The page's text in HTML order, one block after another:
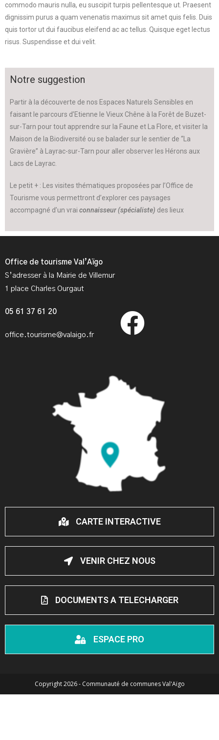
commodo mauris nulla, eu suscipit turpis pellentesque ut. Praesent
dignissim purus a quam venenatis maximus sit amet quis felis. Duis
quis tortor ut dui faucibus eleifend ac ac tellus. Quisque eget lectus
risus. Suspendisse et dui velit.
Notre suggestion
Partir à la découverte de nos Espaces Naturels Sensibles en
faisant le parcours d’Etienne le Vieux Chêne à la Forêt de Buzet-
sur-Tarn pour tout apprendre sur la Faune et La Flore, et visiter la
Maison de la Biodiversité ou se balader sur le sentier de “La
Gravière” à Layrac-sur-Tarn pour aller observer les Hérons aux
Lacs de Layrac.
Le petit + : Les visites thématiques proposées par l’Office de
Tourisme vous permettront d’explorer ces paysages
accompagné d’un vrai connaisseur (spécialiste) des lieux
Office de tourisme Val’Aïgo
S’adresser à la Mairie de Villemur
1 place Charles Ourgaut
05 61 37 61 20
office.tourisme@valaigo.fr
CARTE INTERACTIVE
VENIR CHEZ NOUS
DOCUMENTS A TELECHARGER
ESPACE PRO
Copyright 2026 - Communauté de communes Val'Aïgo